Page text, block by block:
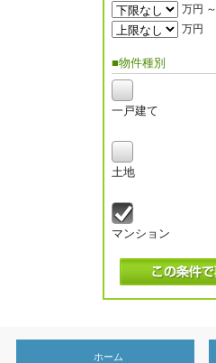
万円 ～
万円
■物件種別
一戸建て
土地
マンション
ホーム